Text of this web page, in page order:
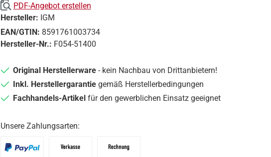
PDF-Angebot erstellen
Hersteller: IGM
EAN/GTIN: 8591761003734
Hersteller-Nr.: F054-51400
Original Herstellerware- kein Nachbau von Drittanbietern!
Inkl. Herstellergarantiegemäß Herstellerbedingungen
Fachhandels-Artikelfür den gewerblichen Einsatz geeignet
Unsere Zahlungsarten: